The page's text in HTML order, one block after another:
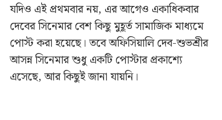
যদিও এই প্রথমবার নয়, এর আগেও একাধিকবার
দেবের সিনেমার বেশ কিছু মুহূর্ত সামাজিক মাধ্যমে
পোস্ট করা হয়েছে। তবে অফিসিয়ালি দেব-শুভশ্রীর
আসন্ন সিনেমার শুধু একটি পোস্টার প্রকাশ্যে
এসেছে, আর কিছুই জানা যায়নি।